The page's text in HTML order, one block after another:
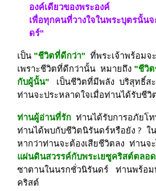
องค์เดียวของพระองค์
เพื่อทุกคนที่วางใจในพระบุตรนั้น
ดร์"
เป็น "ชีวิตที่ดีกว่า"
ที่พระเจ้าพร้อม
เพราะชีวิตที่ดีกว่านั้น  หมายถึง "ชีวิต
กับผู้นั้น"
เป็นชีวิตที่มีพลัง  บริสุทธิ์
ท่านจะประหลาดใจเมื่อท่านได้รับชี
ท่านผู้อ่านที่รัก ท่านได้รับการอภัยโ
ท่านได้พบกับชีวิตนิรันดร์หรือยัง ?
หากว่าท่านจะต้องเสียชีวิตลง  ท่าน
แผ่นดินสวรรค์กับพระเยซูคริสต์ตลอ
ซาตานในนรกชั่วนิรันดร์   ท่านพร้อ
คริสต์